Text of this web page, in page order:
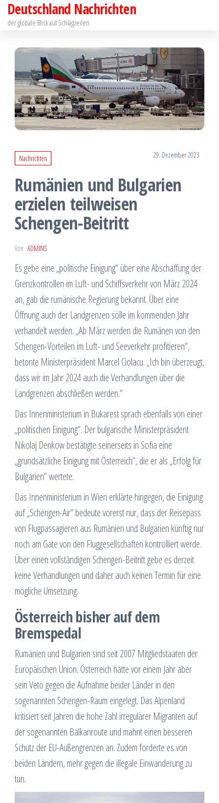
Zum
Inhalt
Deutschland Nachrichten
der globale Blick auf Schlagzeilen
Nachrichten 29. Dezember 2023
Rumänien und Bulgarien
erzielen teilweisen
Schengen-Beitritt
Von ADMINS
Es gebe eine „politische Einigung“ über eine Abschaffung der
Grenzkontrollen im Luft- und Schiffsverkehr von März 2024
an, gab die rumänische Regierung bekannt. Über eine
Öffnung auch der Landgrenzen solle im kommenden Jahr
verhandelt werden. „Ab März werden die Rumänen von den
Schengen-Vorteilen im Luft- und Seeverkehr profitieren“,
betonte Ministerpräsident Marcel Ciolacu. „Ich bin überzeugt,
dass wir im Jahr 2024 auch die Verhandlungen über die
Landgrenzen abschließen werden.“
Das Innenministerium in Bukarest sprach ebenfalls von einer
„politischen Einigung“. Der bulgarische Ministerpräsident
Nikolaj Denkow bestätigte seinerseits in Sofia eine
„grundsätzliche Einigung mit Österreich“, die er als „Erfolg für
Bulgarien“ wertete.
Das Innenministerium in Wien erklärte hingegen, die Einigung
auf „Schengen-Air“ bedeute vorerst nur, dass der Reisepass
von Flugpassagieren aus Rumänien und Bulgarien künftig nur
noch am Gate von den Fluggesellschaften kontrolliert werde.
Über einen vollständigen Schengen-Beitritt gebe es derzeit
keine Verhandlungen und daher auch keinen Termin für eine
mögliche Umsetzung.
Österreich bisher auf dem
Bremspedal
Rumänien und Bulgarien sind seit 2007 Mitgliedstaaten der
Europäischen Union. Österreich hatte vor einem Jahr aber
sein Veto gegen die Aufnahme beider Länder in den
sogenannten Schengen-Raum eingelegt. Das Alpenland
kritisiert seit Jahren die hohe Zahl irregulärer Migranten auf
der sogenannten Balkanroute und mahnt einen besseren
Schutz der EU-Außengrenzen an. Zudem forderte es von
beiden Ländern, mehr gegen die illegale Einwanderung zu
tun.